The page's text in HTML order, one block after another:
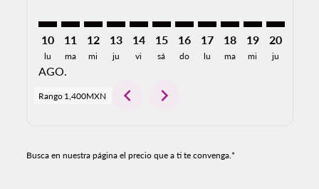
10
lu
AGO.
11
ma
12
mi
13
ju
14
vi
15
sá
16
do
17
lu
18
ma
19
mi
20
ju
Rango 1,400MXN chevron_left chevron_right
Busca en nuestra página el precio que a ti te convenga.*